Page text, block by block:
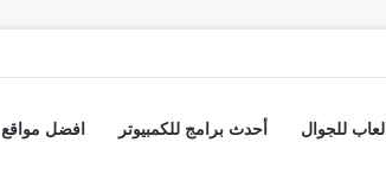
العاب للجوال أحدث برامج للكمبيوتر افضل مواقع